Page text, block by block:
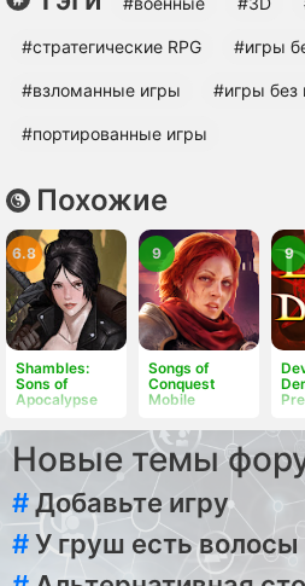
#cтратегические RPG #игры
#взломанные игры #игры без
#портированные игры
Похожие
Shambles:
Sons of
Apocalypse
6.8
Songs of
Conquest
Mobile
9 9
Новые темы
#Добавьте игру
#У груш есть волосы